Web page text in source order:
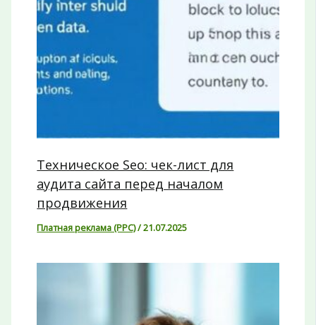
Техническое Seo: чек-лист для
аудита сайта перед началом
продвижения
Платная реклама (PPC)/21.07.2025